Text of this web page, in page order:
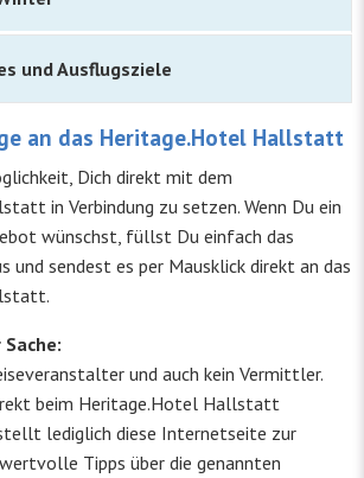
und Ausflugsziele
an das Heritage.Hotel Hallstatt
Dich direkt mit dem
in Verbindung zu setzen. Wenn Du ein
wünschst, füllst Du einfach das
und sendest es per Mausklick direkt an das
und auch kein Vermittler.
beim Heritage.Hotel Hallstatt
lediglich diese Internetseite zur
Tipps über die genannten